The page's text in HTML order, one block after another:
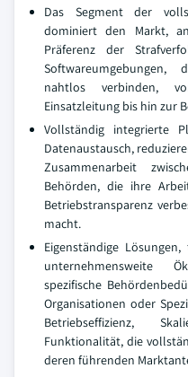
Das Segment der
dominiert den Markt,
Präferenz der
Softwareumgebungen,
nahtlos verbinden,
Einsatzleitung bis hin zur
Vollständig integrierte
Datenaustausch,
Zusammenarbeit
Behörden, die ihre
Betriebstransparenz
macht.
Eigenständige
unternehmensweite
spezifische
Organisationen oder
Betriebseffizienz,
Funktionalität, die
deren führenden